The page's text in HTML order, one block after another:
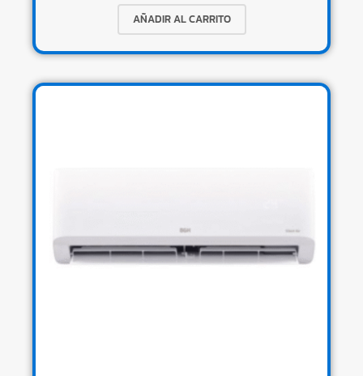
AÑADIR AL CARRITO